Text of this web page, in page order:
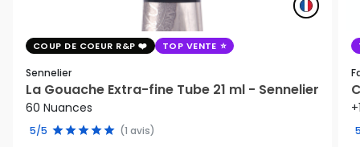
COUP DE COEUR R&P TOP VENTE
Sennelier
La Gouache Extra-fine Tube 21 ml - Sennelier
60 Nuances
5/5 (1 avis)